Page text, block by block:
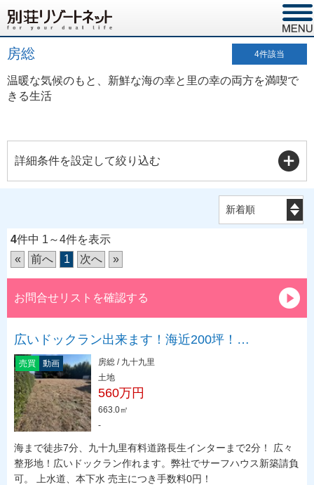
房総 4件該当
温暖な気候のもと、新鮮な海の幸と里の幸の両方を満喫で
きる生活
詳細条件を設定して絞り込む
4件中 1～4件を表示
«
前へ 1 次へ »
お問合せリストを確認する
広いドックラン出来ます！海近200坪！…
売買 動画
房総 / 九十九里
土地
560万円
663.0㎡
-
海まで徒歩7分、九十九里有料道路長生インターまで2分！ 広々
整形地！広いドックラン作れます。弊社でサーフハウス新築請負
可。 上水道、本下水 売主につき手数料0円！